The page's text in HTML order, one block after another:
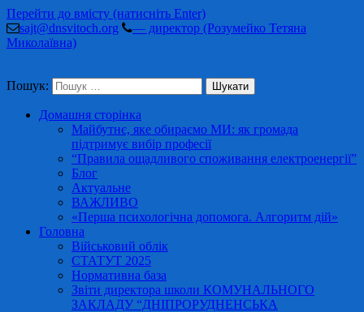
Перейти до вмісту (натисніть Enter)
sajt@dnsvitoch.org
— директор (Розумейко Тетяна
Миколаївна)
Пошук:
Домашня сторінка
Майбутнє, яке обираємо МИ: як громада
підтримує вибір професії
“Правила ощадливого споживання електроенергії”
Блог
Актуальне
ВАЖЛИВО
«Перша психологічна допомога. Алгоритм дій»
Головна
Військовий облік
СТАТУТ 2025
Нормативна база
Звіти директора школи КОМУНАЛЬНОГО
ЗАКЛАДУ “ДНІПРОРУДНЕНСЬКА